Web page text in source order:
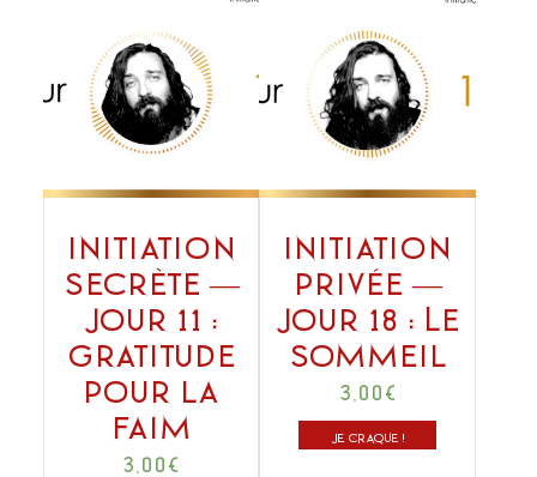
Initiation
secrète —
Jour 11 :
Gratitude
pour la
faim
3,00 €
Initiation
privée —
Jour 18 : Le
sommeil
3,00 €
JE CRAQUE !